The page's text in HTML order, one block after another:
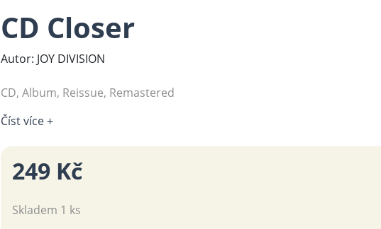
CD Closer
Autor: JOY DIVISION
CD, Album, Reissue, Remastered
Číst více +
249 Kč
Skladem 1 ks